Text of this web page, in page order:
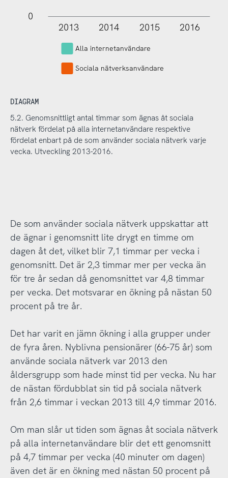
0
2013 2014 2015 2016
Alla internetanvändare
Sociala nätverksanvändare
DIAGRAM
5.2. Genomsnittligt antal timmar som ägnas åt sociala
nätverk fördelat på alla internetanvändare respektive
fördelat enbart på de som använder sociala nätverk varje
vecka. Utveckling 2013-2016.
De som använder sociala nätverk uppskattar att
de ägnar i genomsnitt lite drygt en timme om
dagen åt det, vilket blir 7,1 timmar per vecka i
genomsnitt. Det är 2,3 timmar mer per vecka än
för tre år sedan då genomsnittet var 4,8 timmar
per vecka. Det motsvarar en ökning på nästan 50
procent på tre år.
Det har varit en jämn ökning i alla grupper under
de fyra åren. Nyblivna pensionärer (66-75 år) som
använde sociala nätverk var 2013 den
åldersgrupp som hade minst tid per vecka. Nu har
de nästan fördubblat sin tid på sociala nätverk
från 2,6 timmar i veckan 2013 till 4,9 timmar 2016.
Om man slår ut tiden som ägnas åt sociala nätverk
på alla internetanvändare blir det ett genomsnitt
på 4,7 timmar per vecka (40 minuter om dagen)
även det är en ökning med nästan 50 procent på